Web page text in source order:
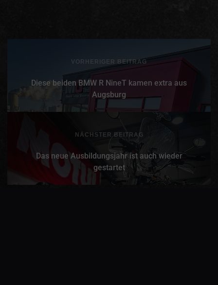
VORHERIGER BEITRAG
Diese beiden BMW R NineT kamen extra aus
Augsburg
NÄCHSTER BEITRAG
Das neue Ausbildungsjahr ist auch wieder
gestartet